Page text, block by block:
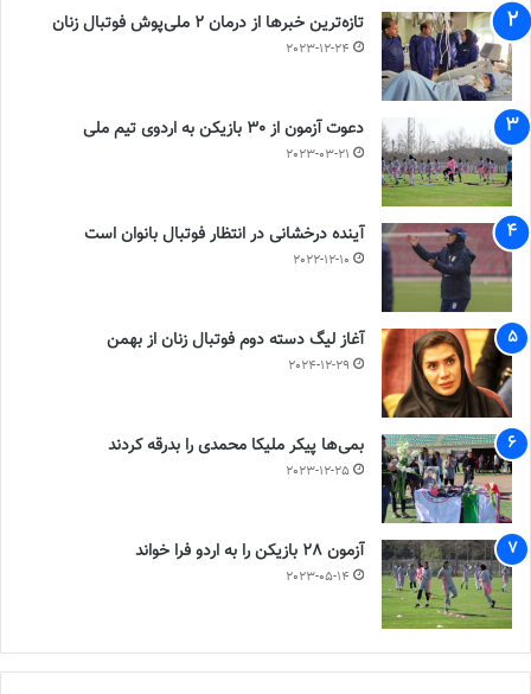
تازه‌ترین خبرها از درمان ۲ ملی‌پوش فوتبال زنان
2023-12-24
دعوت آزمون از 30 بازیکن به اردوی تیم ملی
2023-03-21
آینده درخشانی در انتظار فوتبال بانوان است
2022-12-10
آغاز لیگ دسته دوم فوتبال زنان از بهمن
2024-12-29
بمی‌ها پیکر ملیکا محمدی را بدرقه کردند
2023-12-25
آزمون 28 بازیکن را به اردو فرا خواند
2023-05-14